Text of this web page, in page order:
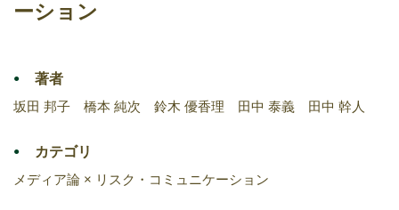
ーション
著者
坂田 邦子 橋本 純次 鈴木 優香理 田中 泰義 田中 幹人
カテゴリ
メディア論 × リスク・コミュニケーション